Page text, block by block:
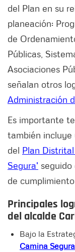
del Plan en su
planeación:
de
Públicas,
Asociaciones
señalan otros
Administración
Es importante
también incluye
del Plan
Segura'
de
Principales
del alcalde
Bajo la
Camina Segura